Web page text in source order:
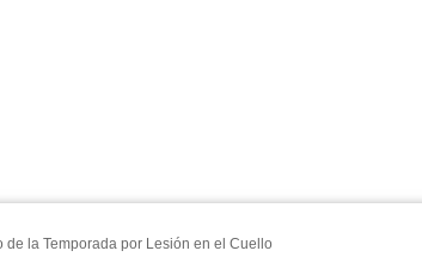
la Temporada por Lesión en el Cuello